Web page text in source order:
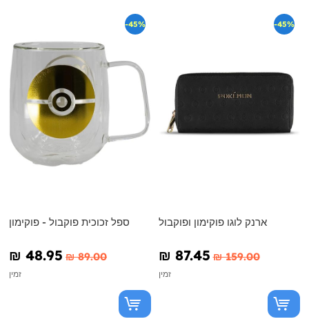
-45%
ספל זכוכית פוקבול - פוקימון
₪‎ 48.95 ₪‎ 89.00
זמין
-45%
ארנק לוגו פוקימון ופוקבול
₪‎ 87.45 ₪‎ 159.00
זמין